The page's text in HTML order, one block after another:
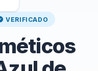
VERIFICADO